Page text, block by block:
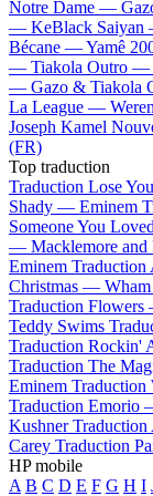
Notre Dame —
— KeBlack
Bécane —Yamê
— Tiakola Outro —
— Gazo & Tiakola
La League —
Joseph Kamel
(FR)
Top traduction
Traduction Lose
Shady — Eminem
Someone You
— Macklemore
Eminem
Christmas — Wham
Traduction
Teddy Swims
Traduction Rockin'
Traduction The
Eminem
Traduction Emorio
Kushner
Carey Traduction
HP mobile
A B C D E F G H I